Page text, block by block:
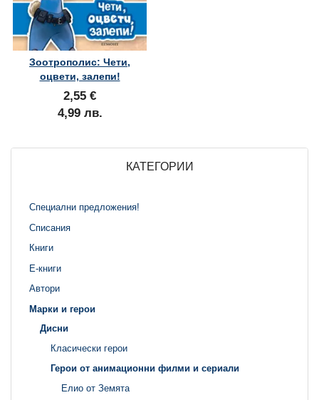
Зоотрополис: Чети,
оцвети, залепи!
2,55 €
4,99 лв.
КАТЕГОРИИ
Специални предложения!
Списания
Книги
Е-книги
Автори
Марки и герои
Дисни
Класически герои
Герои от анимационни филми и сериали
Елио от Земята